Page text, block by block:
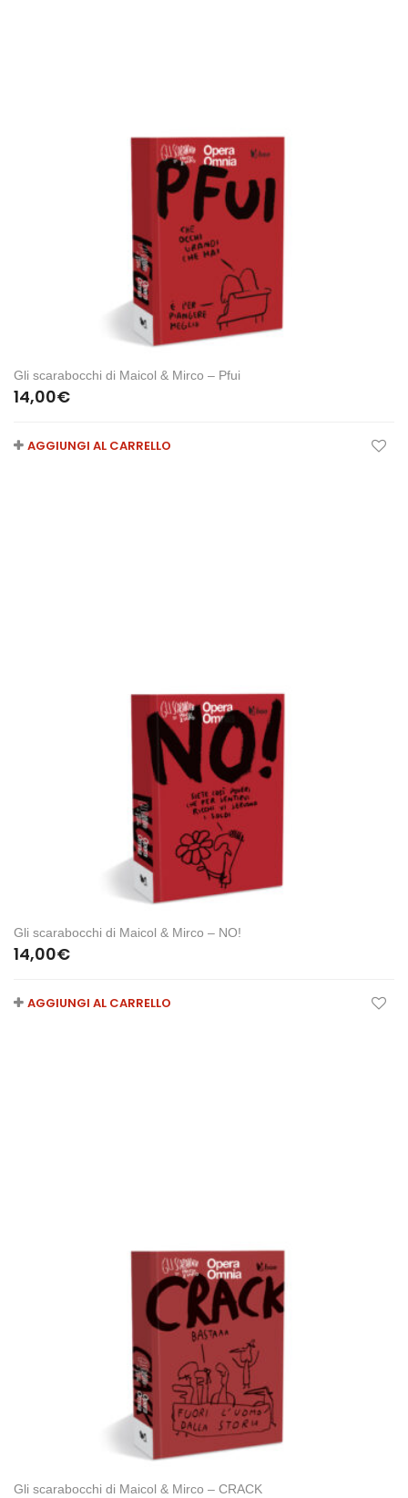
Gli scarabocchi di Maicol & Mirco – Pfui
14,00€
AGGIUNGI AL CARRELLO
Gli scarabocchi di Maicol & Mirco – NO!
14,00€
AGGIUNGI AL CARRELLO
Gli scarabocchi di Maicol & Mirco – CRACK